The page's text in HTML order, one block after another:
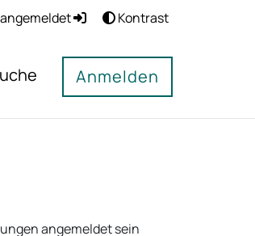
Kontrast
Anmelden
angemeldet sein